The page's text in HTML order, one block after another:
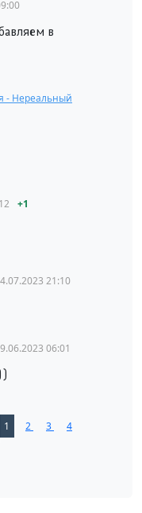
в
- Нереальный
+1
21:10
06:01
1 2 3
4